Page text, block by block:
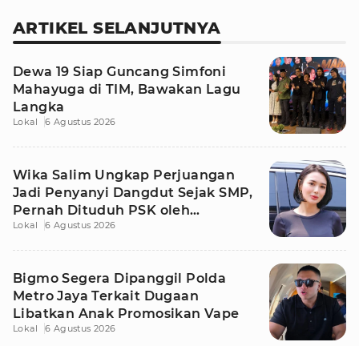
ARTIKEL SELANJUTNYA
Dewa 19 Siap Guncang Simfoni
Mahayuga di TIM, Bawakan Lagu
Langka
Lokal 6 Agustus 2026
Wika Salim Ungkap Perjuangan
Jadi Penyanyi Dangdut Sejak SMP,
Pernah Dituduh PSK oleh
Tetangga
Lokal 6 Agustus 2026
Bigmo Segera Dipanggil Polda
Metro Jaya Terkait Dugaan
Libatkan Anak Promosikan Vape
Lokal 6 Agustus 2026